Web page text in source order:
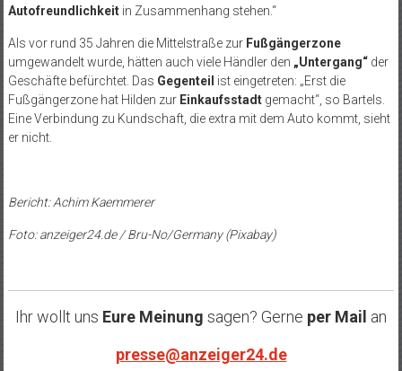
Autofreundlichkeit in Zusammenhang stehen.“
Als vor rund 35 Jahren die Mittelstraße zurFußgängerzone
umgewandelt wurde, hätten auch viele Händler den „Untergang“ der
Geschäfte befürchtet. Das Gegenteil ist eingetreten: „Erst die
Fußgängerzone hat Hilden zurEinkaufsstadtgemacht“, so Bartels.
Eine Verbindung zu Kundschaft, die extra mit dem Auto kommt, sieht
er nicht.
Bericht: Achim Kaemmerer
Foto: anzeiger24.de / Bru-No/Germany (Pixabay)
Ihr wollt uns Eure Meinung sagen? Gerne per Mail an
presse@anzeiger24.de